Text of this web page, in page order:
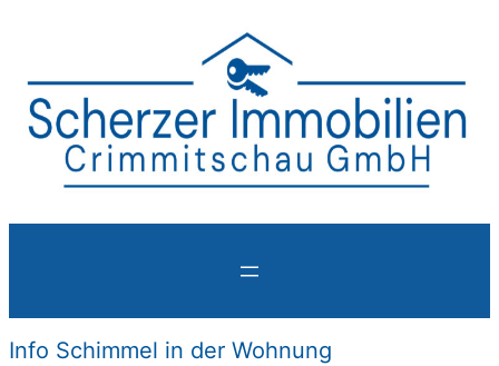
Info Schimmel in der Wohnung